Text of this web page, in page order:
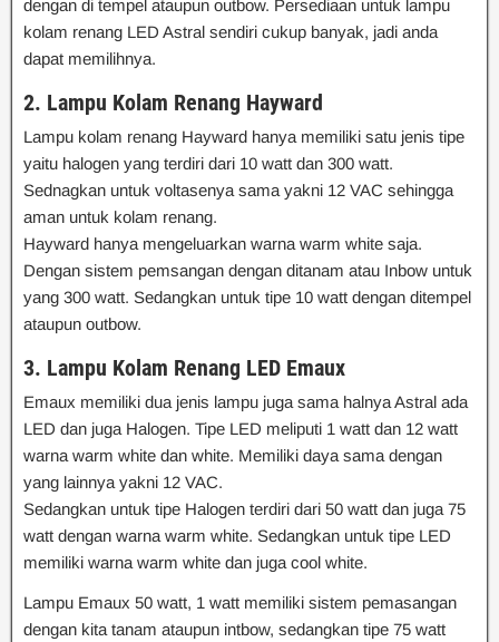
dengan di tempel ataupun outbow. Persediaan untuk lampu
kolam renang LED Astral sendiri cukup banyak, jadi anda
dapat memilihnya.
2. Lampu Kolam Renang Hayward
Lampu kolam renang Hayward hanya memiliki satu jenis tipe
yaitu halogen yang terdiri dari 10 watt dan 300 watt.
Sednagkan untuk voltasenya sama yakni 12 VAC sehingga
aman untuk kolam renang.
Hayward hanya mengeluarkan warna warm white saja.
Dengan sistem pemsangan dengan ditanam atau Inbow untuk
yang 300 watt. Sedangkan untuk tipe 10 watt dengan ditempel
ataupun outbow.
3. Lampu Kolam Renang LED Emaux
Emaux memiliki dua jenis lampu juga sama halnya Astral ada
LED dan juga Halogen. Tipe LED meliputi 1 watt dan 12 watt
warna warm white dan white. Memiliki daya sama dengan
yang lainnya yakni 12 VAC.
Sedangkan untuk tipe Halogen terdiri dari 50 watt dan juga 75
watt dengan warna warm white. Sedangkan untuk tipe LED
memiliki warna warm white dan juga cool white.
Lampu Emaux 50 watt, 1 watt memiliki sistem pemasangan
dengan kita tanam ataupun intbow, sedangkan tipe 75 watt